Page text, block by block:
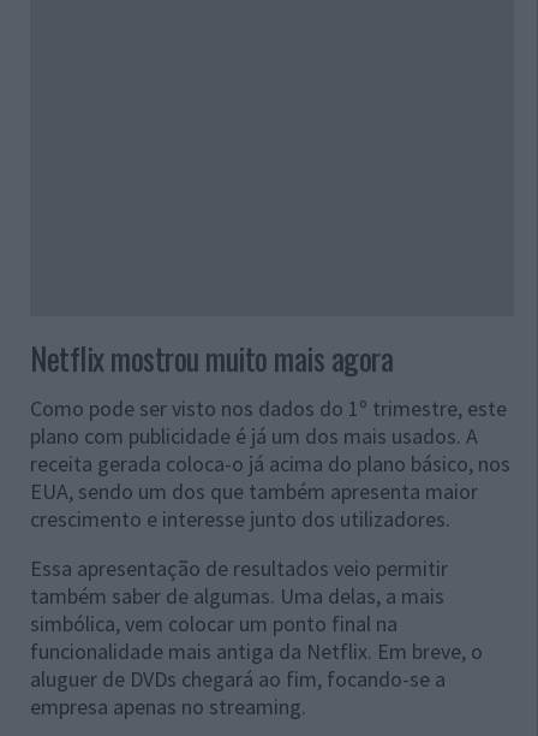
Netflix mostrou muito mais agora
Como pode ser visto nos dados do 1º trimestre, este
plano com publicidade é já um dos mais usados. A
receita gerada coloca-o já acima do plano básico, nos
EUA, sendo um dos que também apresenta maior
crescimento e interesse junto dos utilizadores.
Essa apresentação de resultados veio permitir
também saber de algumas. Uma delas, a mais
simbólica, vem colocar um ponto final na
funcionalidade mais antiga da Netflix. Em breve, o
aluguer de DVDs chegará ao fim, focando-se a
empresa apenas no streaming.